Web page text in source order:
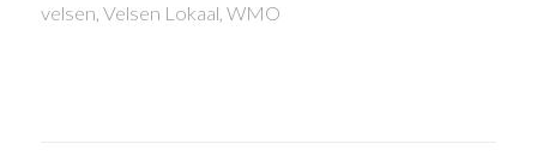
velsen, Velsen Lokaal, WMO